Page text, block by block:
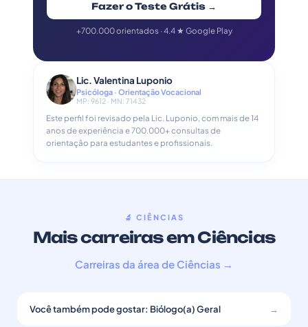
Fazer o Teste Grátis →
+700.000 orientados · 4.4 ★ Google Play
Lic. Valentina Luponio
Psicóloga · Orientação Vocacional
MP: 9612 · MN: 71432
Este perfil foi revisado pela Lic. Luponio, com mais de 14
anos de experiência e 700.000+ consultas de
orientação para estudantes e profissionais.
🔬 CIÊNCIAS
Mais carreiras em Ciências
Carreiras da área de Ciências →
Você também pode gostar: Biólogo(a) Geral →